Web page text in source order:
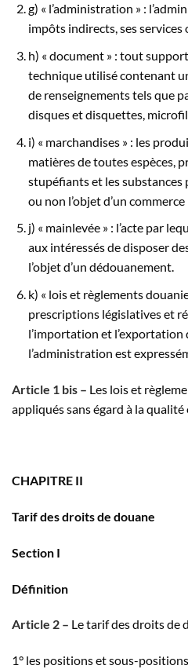
g) « l’administration » :
impôts indirects, ses services
h) « document » : tout
technique utilisé contenant
de renseignements tels que
disques et disquettes,
i) « marchandises » : les
matières de toutes espèces,
stupéfiants et les substances
ou non l’objet d’un commerce
j) « mainlevée » : l’acte par
aux intéressés de disposer
l’objet d’un dédouanement.
k) « lois et règlements
prescriptions législatives et
l’importation et l’exportation
l’administration est
Article 1 bis – Les lois et
appliqués sans égard à la
CHAPITRE II
Tarif des droits de douane
Section I
Définition
Article 2 – Le tarif des droits de
1° les positions et sous-